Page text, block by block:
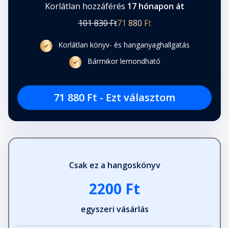
Korlátlan hozzáférés 17 hónapon át
101 830 Ft71 880 Ft
Korlátlan könyv- és hanganyaghallgatás
Bármikor lemondható
71 880 Ft - Ezt választom
Csak ez a hangoskönyv
2200 Ft
egyszeri vásárlás